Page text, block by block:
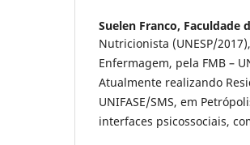
Suelen Franco, Faculdade
Nutricionista (UNESP/
Enfermagem, pela FMB –
Atualmente realizando
UNIFASE/SMS, em
interfaces psicossociais,